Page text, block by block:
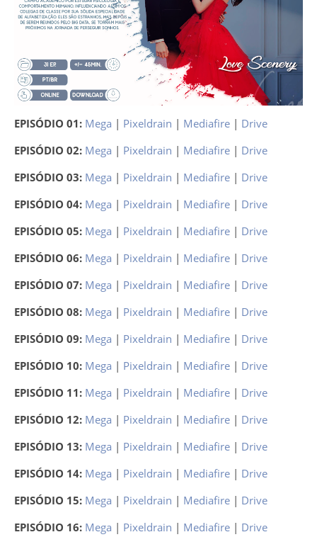
EPISÓDIO 01: Mega | Pixeldrain | Mediafire | Drive
EPISÓDIO 02: Mega | Pixeldrain | Mediafire | Drive
EPISÓDIO 03: Mega | Pixeldrain | Mediafire | Drive
EPISÓDIO 04: Mega | Pixeldrain | Mediafire | Drive
EPISÓDIO 05: Mega | Pixeldrain | Mediafire | Drive
EPISÓDIO 06: Mega | Pixeldrain | Mediafire | Drive
EPISÓDIO 07: Mega | Pixeldrain | Mediafire | Drive
EPISÓDIO 08: Mega | Pixeldrain | Mediafire | Drive
EPISÓDIO 09: Mega | Pixeldrain | Mediafire | Drive
EPISÓDIO 10: Mega | Pixeldrain | Mediafire | Drive
EPISÓDIO 11: Mega | Pixeldrain | Mediafire | Drive
EPISÓDIO 12: Mega | Pixeldrain | Mediafire | Drive
EPISÓDIO 13: Mega | Pixeldrain | Mediafire | Drive
EPISÓDIO 14: Mega | Pixeldrain | Mediafire | Drive
EPISÓDIO 15: Mega | Pixeldrain | Mediafire | Drive
EPISÓDIO 16: Mega | Pixeldrain | Mediafire | Drive